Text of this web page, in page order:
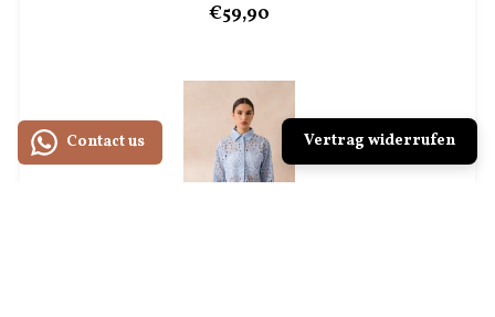
€59,90
Vertrag widerrufen
Contact us